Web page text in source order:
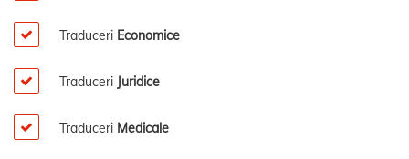
Traduceri Economice
Traduceri Juridice
Traduceri Medicale